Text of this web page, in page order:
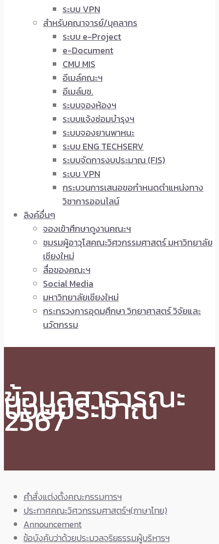
ระบบ VPN
สำหรับคณาจารย์/บุคลากร
ระบบ e-Project
e-Document
CMU MIS
อีเมล์คณะฯ
อีเมล์มช.
ระบบจองห้องฯ
ระบบแจ้งซ่อมบำรุงฯ
ระบบจองยานพาหนะ
ระบบ ENG TECHSERV
ระบบจัดการงบประมาณ (FIS)
ระบบ VPN
กระบวนการเสนอขอกำหนดตำแหน่งทาง
วิชาการออนไลน์
ลิงค์อื่นๆ
จองเข้าศึกษาดูงานคณะฯ
ชมรมผู้อาวุโสคณะวิศวกรรมศาสตร์ มหาวิทยาลัย
เชียงใหม่
สื่อของคณะฯ
Social Media
มหาวิทยาลัยเชียงใหม่
กระทรวงการอุดมศึกษา วิทยาศาสตร์ วิจัยและ
นวัตกรรม
ข้อมูลสาธารณะ
ปีงบประมาณ
2567
คำสั่งแต่งตั้งคณะกรรมการฯ
ประกาศคณะวิศวกรรมศาสตร์ฯ(ภาษาไทย)
Announcement
ข้อบังคับว่าด้วยประมวลจริยธรรมผู้บริหารฯ